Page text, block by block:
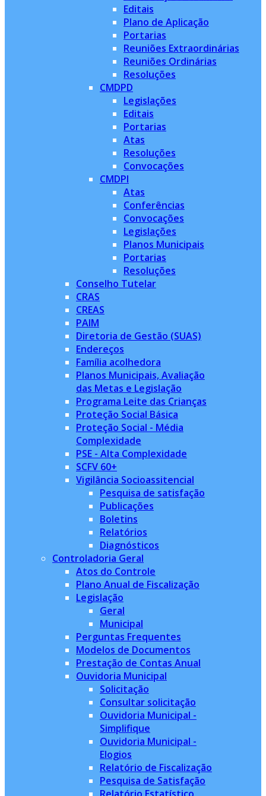
Editais
Plano de Aplicação
Portarias
Reuniões Extraordinárias
Reuniões Ordinárias
Resoluções
CMDPD
Legislações
Editais
Portarias
Atas
Resoluções
Convocações
CMDPI
Atas
Conferências
Convocações
Legislações
Planos Municipais
Portarias
Resoluções
Conselho Tutelar
CRAS
CREAS
PAIM
Diretoria de Gestão (SUAS)
Endereços
Família acolhedora
Planos Municipais, Avaliação
das Metas e Legislação
Programa Leite das Crianças
Proteção Social Básica
Proteção Social - Média
Complexidade
PSE - Alta Complexidade
SCFV 60+
Vigilância Socioassitencial
Pesquisa de satisfação
Publicações
Boletins
Relatórios
Diagnósticos
Controladoria Geral
Atos do Controle
Plano Anual de Fiscalização
Legislação
Geral
Municipal
Perguntas Frequentes
Modelos de Documentos
Prestação de Contas Anual
Ouvidoria Municipal
Solicitação
Consultar solicitação
Ouvidoria Municipal -
Simplifique
Ouvidoria Municipal -
Elogios
Relatório de Fiscalização
Pesquisa de Satisfação